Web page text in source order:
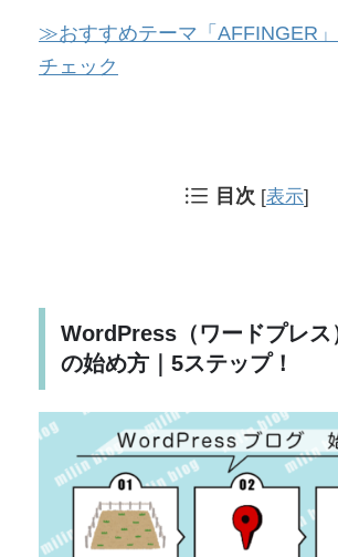
≫おすすめテーマ「AFFINGER
チェック
目次 [表示]
WordPress（ワードプレス
の始め方｜5ステップ！